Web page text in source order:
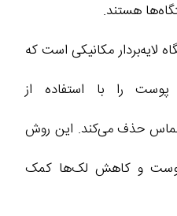
هستند.
لایه‌بردار مکانیکی است که
را با استفاده از
حذف می‌کند. این روش
پوست و کاهش لک‌ها کمک